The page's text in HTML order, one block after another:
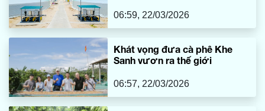
06:59, 22/03/2026
Khát vọng đưa cà phê Khe
Sanh vươn ra thế giới
06:57, 22/03/2026